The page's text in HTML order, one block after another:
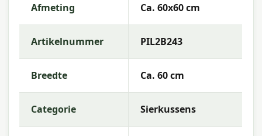
EAN:8713229269814
Afmeting:Ca. 60x60 cm
Stof:50% Cotton 45% Polyester 5% Other fibers
Vulling:Polyester Fiberfill
Afmeting Ca. 60x60 cm
Artikelnummer PIL2B243
Breedte Ca. 60 cm
Categorie Sierkussens